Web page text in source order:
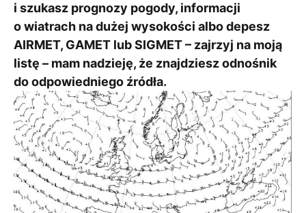
i szukasz prognozy pogody, informacji
o wiatrach na dużej wysokości albo depesz
AIRMET, GAMET lub SIGMET – zajrzyj na moją
listę – mam nadzieję, że znajdziesz odnośnik
do odpowiedniego źródła.